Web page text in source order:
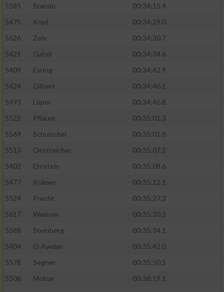
5585
Stando
00:34:15.4
5475
Kopf
00:34:29.0
5626
Zeis
00:34:30.7
5421
Gabel
00:34:34.6
5409
Eyring
00:34:42.9
5424
Gilbert
00:34:46.1
5493
Löper
00:34:46.8
5522
Pflaum
00:35:01.3
5569
Schuischel
00:35:01.8
5513
Oestreicher
00:35:07.2
5402
Ehrstein
00:35:08.6
5477
Krämer
00:35:12.1
5524
Precht
00:35:27.3
5617
Weisser
00:35:30.3
5588
Steinberg
00:35:34.1
5404
El-Awdan
00:35:42.0
5578
Segner
00:35:50.5
5506
Molnar
00:36:19.1